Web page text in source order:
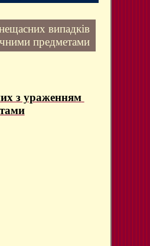
випадків
предметами
з ураженням